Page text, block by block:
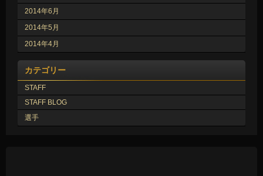
2014年6月
2014年5月
2014年4月
カテゴリー
STAFF
STAFF BLOG
選手